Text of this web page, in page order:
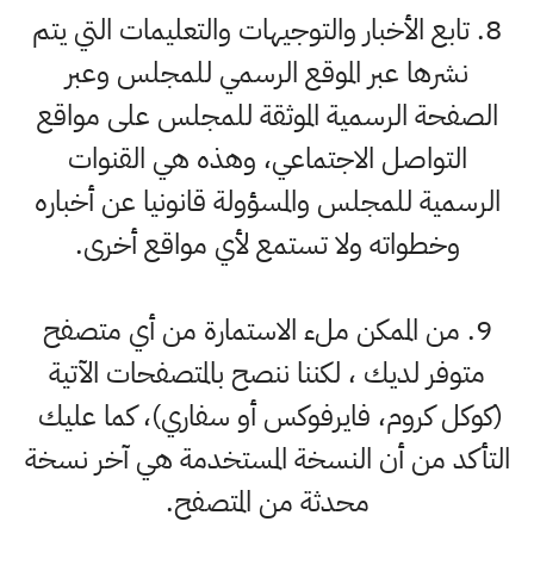
8. تابع الأخبار والتوجيهات والتعليمات التي يتم
نشرها عبر الموقع الرسمي للمجلس وعبر
الصفحة الرسمية الموثقة للمجلس على مواقع
التواصل الاجتماعي، وهذه هي القنوات
الرسمية للمجلس والمسؤولة قانونيا عن أخباره
وخطواته ولا تستمع لأي مواقع أخرى.
9. من الممكن ملء الاستمارة من أي متصفح
متوفر لديك ، لكننا ننصح بالمتصفحات الآتية
(كوكل كروم، فايرفوكس أو سفاري)، كما عليك
التأكد من أن النسخة المستخدمة هي آخر نسخة
محدثة من المتصفح.